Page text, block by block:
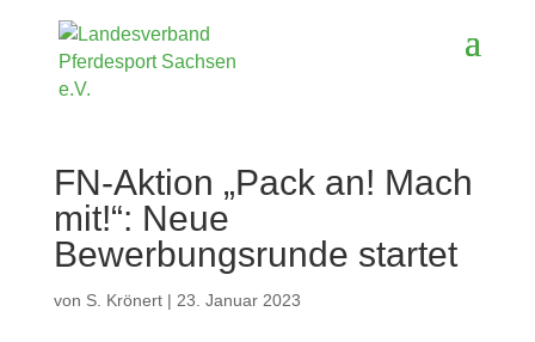
FN-Aktion „Pack an! Mach
mit!“: Neue
Bewerbungsrunde startet
von S. Krönert| 23. Januar 2023